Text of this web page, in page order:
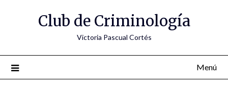
Club de Criminología
Victoria Pascual Cortés
Menú